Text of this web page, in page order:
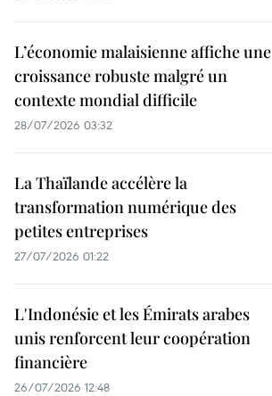
L’économie malaisienne affiche une
croissance robuste malgré un
contexte mondial difficile
28/07/2026 03:32
La Thaïlande accélère la
transformation numérique des
petites entreprises
27/07/2026 01:22
L'Indonésie et les Émirats arabes
unis renforcent leur coopération
financière
26/07/2026 12:48